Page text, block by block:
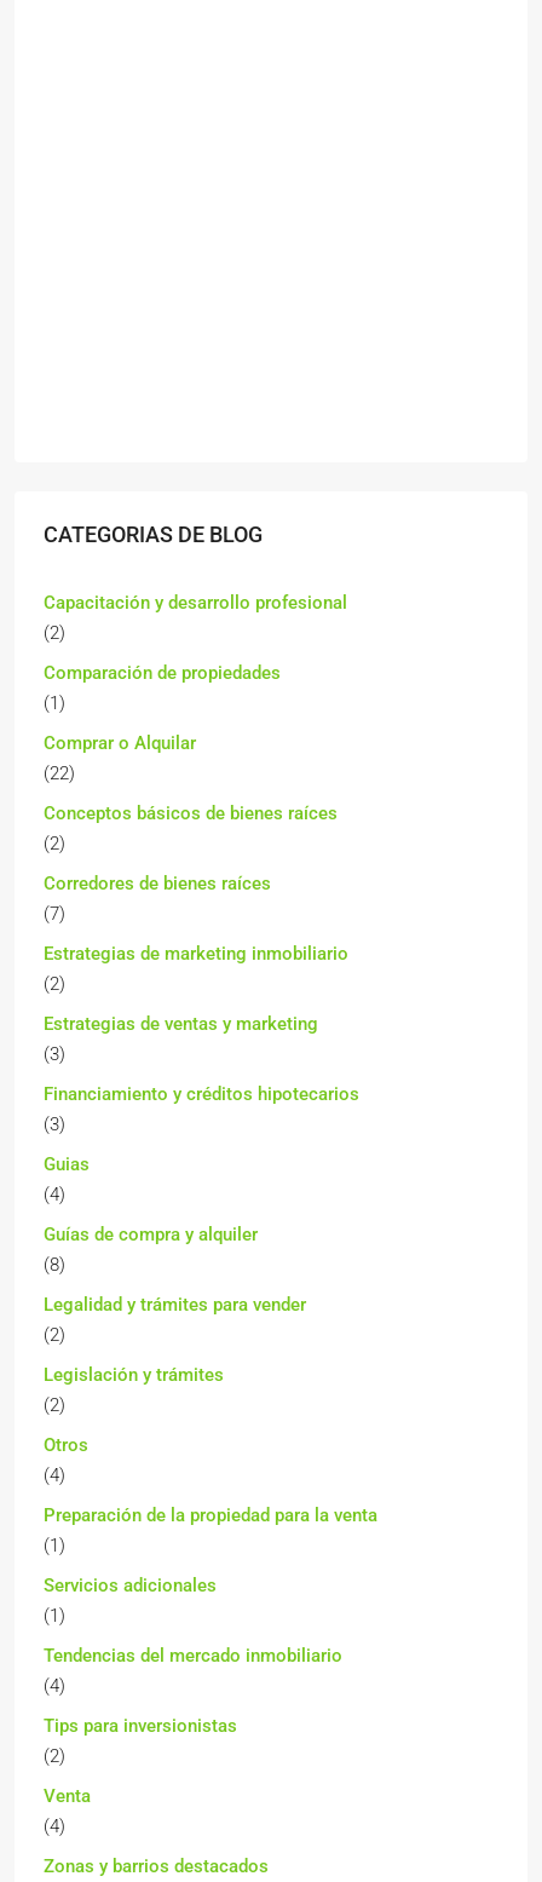
CATEGORIAS DE BLOG
Capacitación y desarrollo profesional
(2)
Comparación de propiedades
(1)
Comprar o Alquilar
(22)
Conceptos básicos de bienes raíces
(2)
Corredores de bienes raíces
(7)
Estrategias de marketing inmobiliario
(2)
Estrategias de ventas y marketing
(3)
Financiamiento y créditos hipotecarios
(3)
Guias
(4)
Guías de compra y alquiler
(8)
Legalidad y trámites para vender
(2)
Legislación y trámites
(2)
Otros
(4)
Preparación de la propiedad para la venta
(1)
Servicios adicionales
(1)
Tendencias del mercado inmobiliario
(4)
Tips para inversionistas
(2)
Venta
(4)
Zonas y barrios destacados